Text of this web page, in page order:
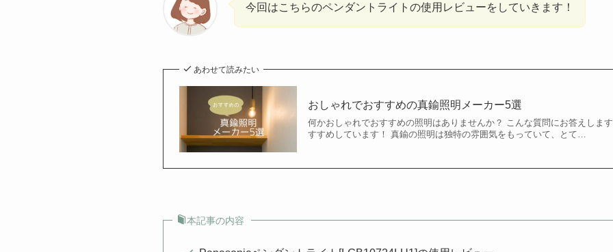
今回はこちらのペンダントライトの使用レビューをしていきます！
あわせて読みたい
おしゃれでおすすめの真鍮照明メーカー5選
何かおしゃれでおすすめの照明はありませんか？ こんな質問にお答えしま
すすめしています！ 真鍮の照明は独特の雰囲気をもっていて、とて…
本記事の内容